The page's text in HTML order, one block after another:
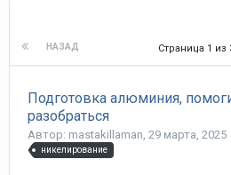
НАЗАД Страница 1 из
Подготовка алюминия,
разобраться
Автор: mastakillaman, 29 марта, 2025
никелирование